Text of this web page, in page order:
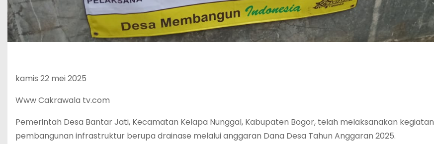
‎kamis 22 mei 2025
‎Www Cakrawala tv.com
‎Pemerintah Desa Bantar Jati, Kecamatan Kelapa Nunggal, Kabupaten Bogor, telah melaksanakan kegiatan
pembangunan infrastruktur berupa drainase melalui anggaran Dana Desa Tahun Anggaran 2025.